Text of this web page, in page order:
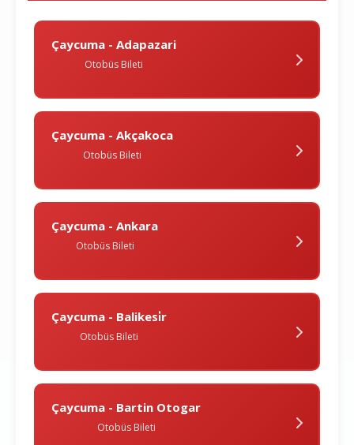
Çaycuma - Adapazari
Otobüs Bileti
Çaycuma - Akçakoca
Otobüs Bileti
Çaycuma - Ankara
Otobüs Bileti
Çaycuma - Balikesi̇r
Otobüs Bileti
Çaycuma - Bartin Otogar
Otobüs Bileti